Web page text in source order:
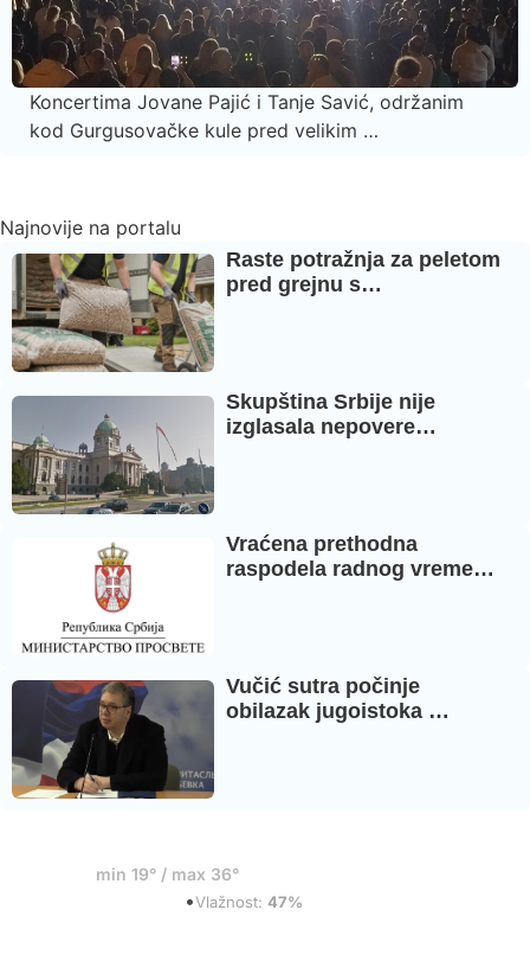
Koncertima Jovane Pajić i Tanje Savić, održanim
kod Gurgusovačke kule pred velikim …
Najnovije na portalu
Raste potražnja za peletom
pred grejnu s…
Skupština Srbije nije
izglasala nepovere…
Vraćena prethodna
raspodela radnog vreme…
Vučić sutra počinje
obilazak jugoistoka …
min 19° / max 36°
•Vlažnost: 47%